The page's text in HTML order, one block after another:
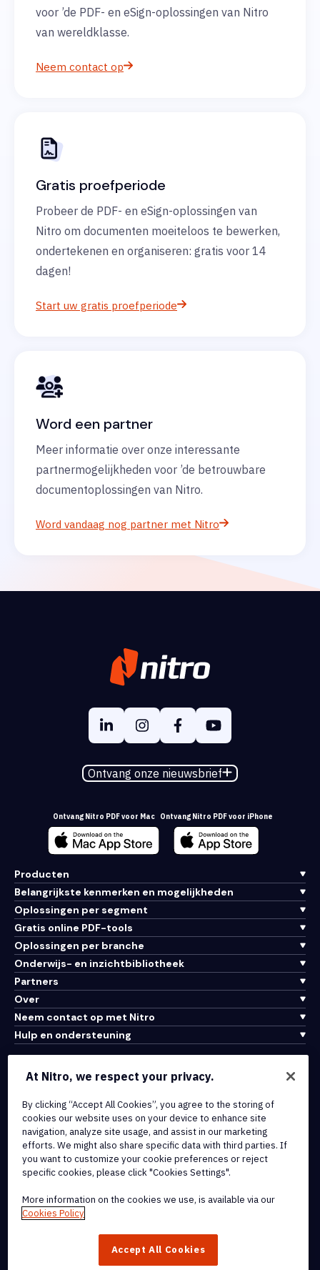
voor ’de PDF- en eSign-oplossingen van Nitro
van wereldklasse.
Neem contact op
Gratis proefperiode
Probeer de PDF- en eSign-oplossingen van
Nitro om documenten moeiteloos te bewerken,
ondertekenen en organiseren: gratis voor 14
dagen!
Start uw gratis proefperiode
Word een partner
Meer informatie over onze interessante
partnermogelijkheden voor ’de betrouwbare
documentoplossingen van Nitro.
Word vandaag nog partner met Nitro
Ontvang onze nieuwsbrief
Ontvang Nitro PDF voor Mac Ontvang Nitro PDF voor iPhone
Producten
Belangrijkste kenmerken en mogelijkheden
Oplossingen per segment
Gratis online PDF-tools
Oplossingen per branche
Onderwijs- en inzichtbibliotheek
Partners
Over
Neem contact op met Nitro
Hulp en ondersteuning
Integraties en API-connectiviteit
Cookiebeleid
Copyrightbeleid
Alle voorwaarden en beleidsmaatregelen
© 2026 Nitro Software, Inc. Inc. Alle rechten voorbehouden.
Nitro, het Nitro-logo, Nitro Productivity Platform, Nitro PDF Pro, Nitro
dochterondernemingen in de Verenigde Staten en/of andere
At Nitro, we respect your privacy.
By clicking “Accept All Cookies”, you agree to the storing of
cookies our website uses on your device to enhance site
navigation, analyze site usage, and assist in our marketing
efforts. We might also share specific data with third parties. If
you want to customize your cookie preferences or reject
specific cookies, please click "Cookies Settings".
More information on the cookies we use, is available via our
Cookies Policy
Accept All Cookies